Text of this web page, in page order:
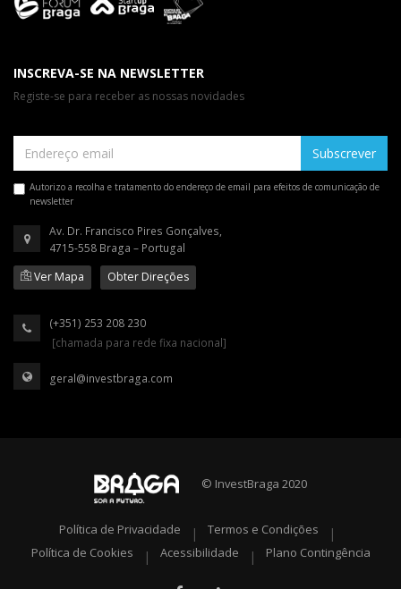
INSCREVA-SE NA NEWSLETTER
Registe-se para receber as nossas novidades
Subscrever
Autorizo a recolha e tratamento do endereço de email para efeitos de comunicação de
newsletter
Av. Dr. Francisco Pires Gonçalves,
4715-558 Braga – Portugal
Ver Mapa
Obter Direções
(+351) 253 208 230
[chamada para rede fixa nacional]
geral@investbraga.com
© InvestBraga 2020
Política de Privacidade | Termos e Condições |
Política de Cookies | Acessibilidade | Plano Contingência